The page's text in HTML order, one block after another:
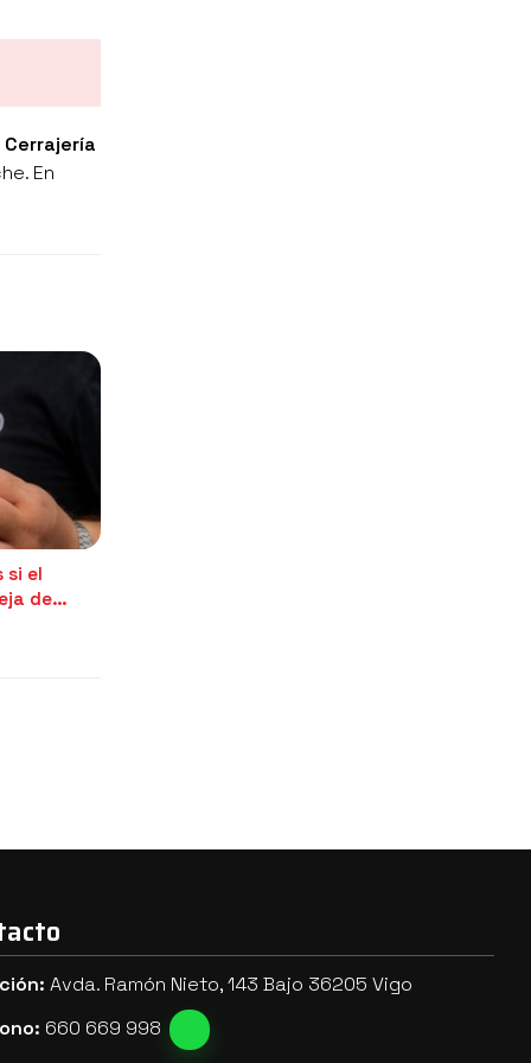
Cerrajería
En
si el
de
Avda. Ramón Nieto, 143 Bajo 36205 Vigo
660 669 998